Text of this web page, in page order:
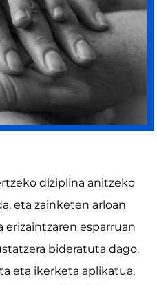
diziplina anitzeko
eta zainketen arloan
erizaintzaren esparruan
bideratuta dago.
eta ikerketa aplikatua,